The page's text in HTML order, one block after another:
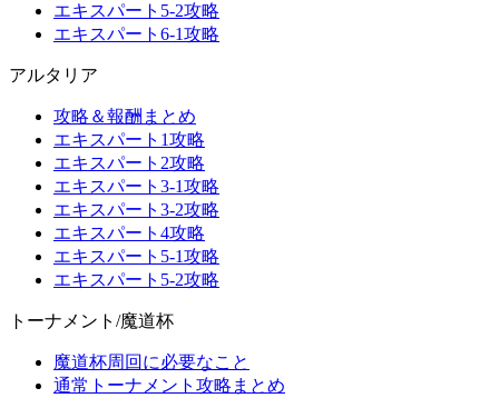
エキスパート5-2攻略
エキスパート6-1攻略
アルタリア
攻略＆報酬まとめ
エキスパート1攻略
エキスパート2攻略
エキスパート3-1攻略
エキスパート3-2攻略
エキスパート4攻略
エキスパート5-1攻略
エキスパート5-2攻略
トーナメント/魔道杯
魔道杯周回に必要なこと
通常トーナメント攻略まとめ